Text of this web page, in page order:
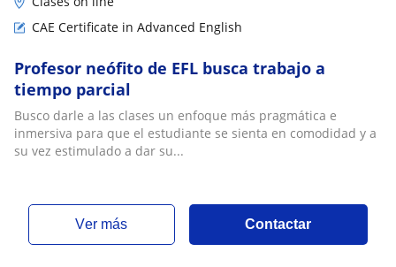
CAE Certificate in Advanced English
Profesor neófito de EFL busca trabajo a
tiempo parcial
Busco darle a las clases un enfoque más pragmática e
inmersiva para que el estudiante se sienta en comodidad y a
su vez estimulado a dar su...
ver más Contactar